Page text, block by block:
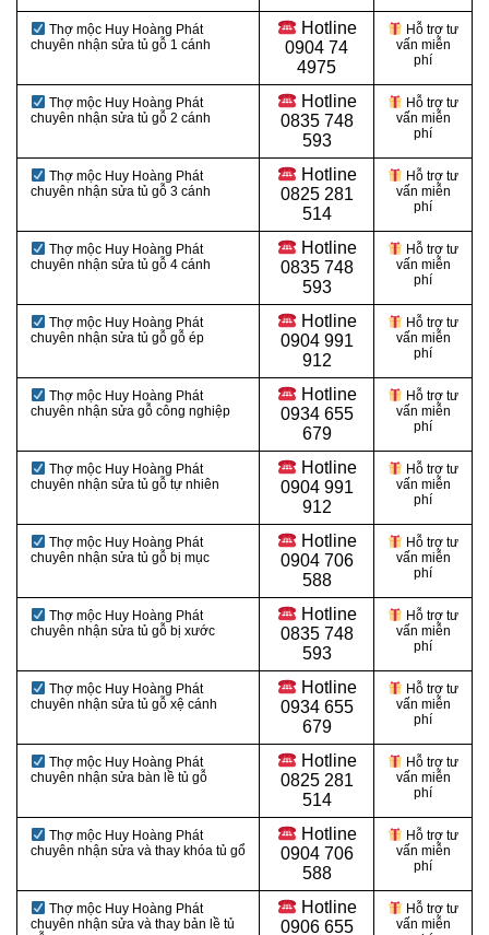
Thợ mộc Huy Hoàng Phát
chuyên nhận sửa tủ gỗ 1 cánh
Hotline
0904 74
4975
Hỗ trợ tư
vấn miễn
phí
Thợ mộc Huy Hoàng Phát
chuyên nhận sửa tủ gỗ 2 cánh
Hotline
0835 748
593
Hỗ trợ tư
vấn miễn
phí
Thợ mộc Huy Hoàng Phát
chuyên nhận sửa tủ gỗ 3 cánh
Hotline
0825 281
514
Hỗ trợ tư
vấn miễn
phí
Thợ mộc Huy Hoàng Phát
chuyên nhận sửa tủ gỗ 4 cánh
Hotline
0835 748
593
Hỗ trợ tư
vấn miễn
phí
Thợ mộc Huy Hoàng Phát
chuyên nhận sửa tủ gỗ gỗ ép
Hotline
0904 991
912
Hỗ trợ tư
vấn miễn
phí
Thợ mộc Huy Hoàng Phát
chuyên nhận sửa gỗ công nghiệp
Hotline
0934 655
679
Hỗ trợ tư
vấn miễn
phí
Thợ mộc Huy Hoàng Phát
chuyên nhận sửa tủ gỗ tự nhiên
Hotline
0904 991
912
Hỗ trợ tư
vấn miễn
phí
Thợ mộc Huy Hoàng Phát
chuyên nhận sửa tủ gỗ bị mục
Hotline
0904 706
588
Hỗ trợ tư
vấn miễn
phí
Thợ mộc Huy Hoàng Phát
chuyên nhận sửa tủ gỗ bị xước
Hotline
0835 748
593
Hỗ trợ tư
vấn miễn
phí
Thợ mộc Huy Hoàng Phát
chuyên nhận sửa tủ gỗ xệ cánh
Hotline
0934 655
679
Hỗ trợ tư
vấn miễn
phí
Thợ mộc Huy Hoàng Phát
chuyên nhận sửa bàn lề tủ gỗ
Hotline
0825 281
514
Hỗ trợ tư
vấn miễn
phí
Thợ mộc Huy Hoàng Phát
chuyên nhận sửa và thay khóa tủ gổ
Hotline
0904 706
588
Hỗ trợ tư
vấn miễn
phí
Thợ mộc Huy Hoàng Phát
chuyên nhận sửa và thay bản lề tủ
Hotline
0906 655
Hỗ trợ tư
vấn miễn